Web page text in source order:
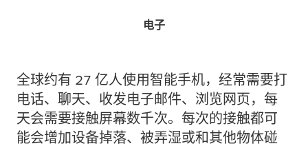
电子
全球约有 27 亿人使用智能手机，经常需要打
电话、聊天、收发电子邮件、浏览网页，每
天会需要接触屏幕数千次。每次的接触都可
能会增加设备掉落、被弄湿或和其他物体碰